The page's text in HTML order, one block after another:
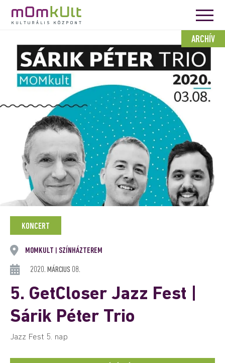
ARCHÍV
KONCERT
MOMKULT SZÍNHÁZTEREM
2020. MÁRCIUS 08.
5. GetCloser Jazz Fest |
Sárik Péter Trio
Jazz Fest 5. nap